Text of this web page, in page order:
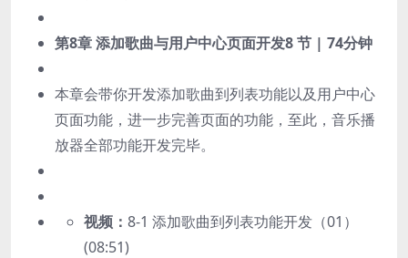
第8章 添加歌曲与用户中心页面开发8 节 | 74分钟
本章会带你开发添加歌曲到列表功能以及用户中心
页面功能，进一步完善页面的功能，至此，音乐播
放器全部功能开发完毕。
视频： 8-1 添加歌曲到列表功能开发（01）
(08:51)